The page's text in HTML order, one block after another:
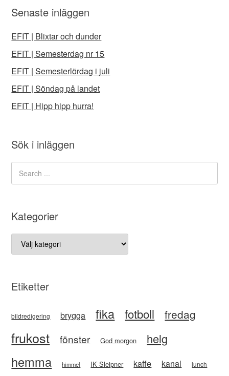
Senaste inläggen
EFIT | Blixtar och dunder
EFIT | Semesterdag nr 15
EFIT | Semesterlördag i juli
EFIT | Söndag på landet
EFIT | Hipp hipp hurra!
Sök i inläggen
Kategorier
Kategorier
Etiketter
bildredigering brygga fika fotboll fredag
frukost fönster God morgon helg
hemma himmel IK Sleipner kaffe kanal lunch